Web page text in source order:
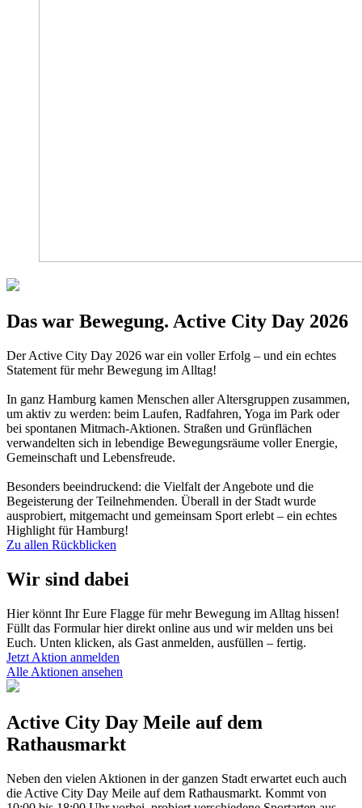
Das war Bewegung. Active City Day 2026
Der Active City Day 2026 war ein voller Erfolg – und ein echtes
Statement für mehr Bewegung im Alltag!
In ganz Hamburg kamen Menschen aller Altersgruppen zusammen,
um aktiv zu werden: beim Laufen, Radfahren, Yoga im Park oder
bei spontanen Mitmach-Aktionen. Straßen und Grünflächen
verwandelten sich in lebendige Bewegungsräume voller Energie,
Gemeinschaft und Lebensfreude.
Besonders beeindruckend: die Vielfalt der Angebote und die
Begeisterung der Teilnehmenden. Überall in der Stadt wurde
ausprobiert, mitgemacht und gemeinsam Sport erlebt – ein echtes
Highlight für Hamburg!
Zu allen Rückblicken
Wir sind dabei
Hier könnt Ihr Eure Flagge für mehr Bewegung im Alltag hissen!
Füllt das Formular hier direkt online aus und wir melden uns bei
Euch. Unten klicken, als Gast anmelden, ausfüllen – fertig.
Jetzt Aktion anmelden
Alle Aktionen ansehen
Active City Day Meile auf dem
Rathausmarkt
Neben den vielen Aktionen in der ganzen Stadt erwartet euch auch
die Active City Day Meile auf dem Rathausmarkt. Kommt von